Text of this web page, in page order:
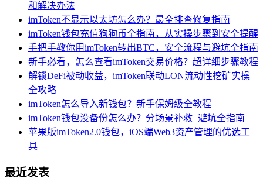
和解决办法
imToken不显示以太坊怎么办？最全排查修复指南
imToken钱包充值狗狗币全指南，从实操步骤到安全提醒
手把手教你用imToken转出BTC，安全流程与避坑全指南
新手必看，怎么查看imToken交易价格？超详细步骤教程
解锁DeFi被动收益，imToken联动LON流动性挖矿实操
全攻略
imToken怎么导入新钱包？新手保姆级全教程
imToken钱包没备份怎么办？分场景补救+避坑全指南
苹果版imToken2.0钱包，iOS端Web3资产管理的优选工
具
最近发表